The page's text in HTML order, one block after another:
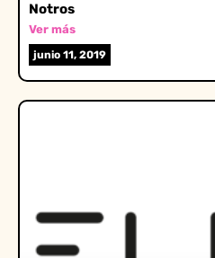
Notros
Ver más
junio 11, 2019